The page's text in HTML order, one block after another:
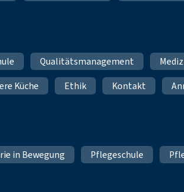
Qualitätsmanagement
Küche Ethik Kontakt
in Bewegung Pflegeschule